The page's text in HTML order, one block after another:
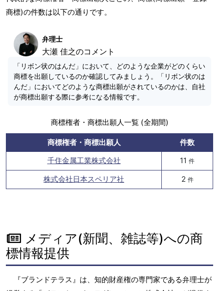
商標)の件数は以下の通りです。
弁理士
大瀬 佳之のコメント
「リボン状のはんだ」において、どのような企業がどのくらい
商標を出願しているのか確認してみましょう。「リボン状のは
んだ」においてどのような商標出願がされているのかは、自社
が商標出願する際に参考になる情報です。
商標権者・商標出願人一覧 (全期間)
商標権者・商標出願人
件数
千住金属工業株式会社
11 件
株式会社日本スペリア社 2 件
メディア(新聞、雑誌等)への商
標情報提供
『ブランドテラス』は、知的財産権の専門家である弁理士が